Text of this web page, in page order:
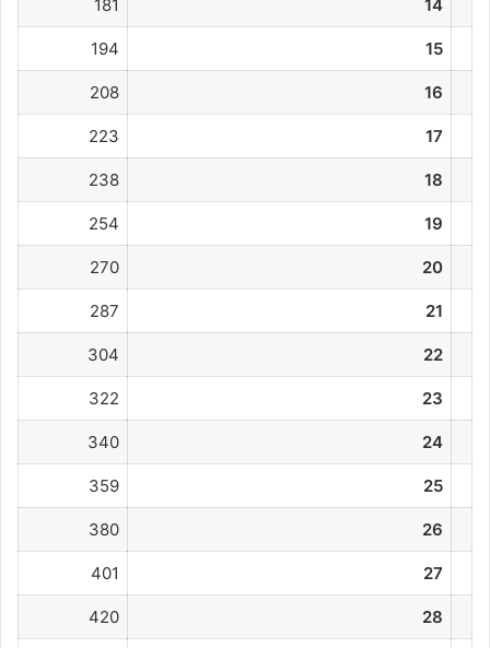
14
181
15
194
16
208
17
223
18
238
19
254
20
270
21
287
22
304
23
322
24
340
25
359
26
380
27
401
28
420